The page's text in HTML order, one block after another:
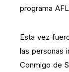
programa
Esta vez
las personas
Conmigo de